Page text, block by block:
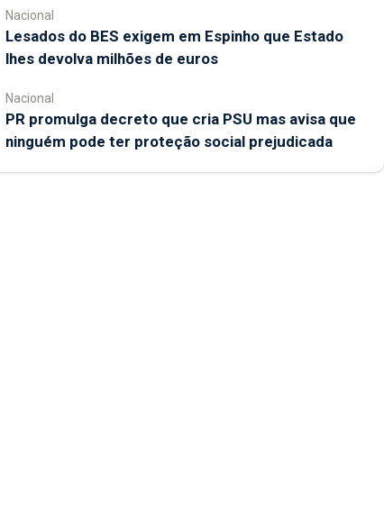
Nacional
Lesados do BES exigem em Espinho que Estado
lhes devolva milhões de euros
Nacional
PR promulga decreto que cria PSU mas avisa que
ninguém pode ter proteção social prejudicada